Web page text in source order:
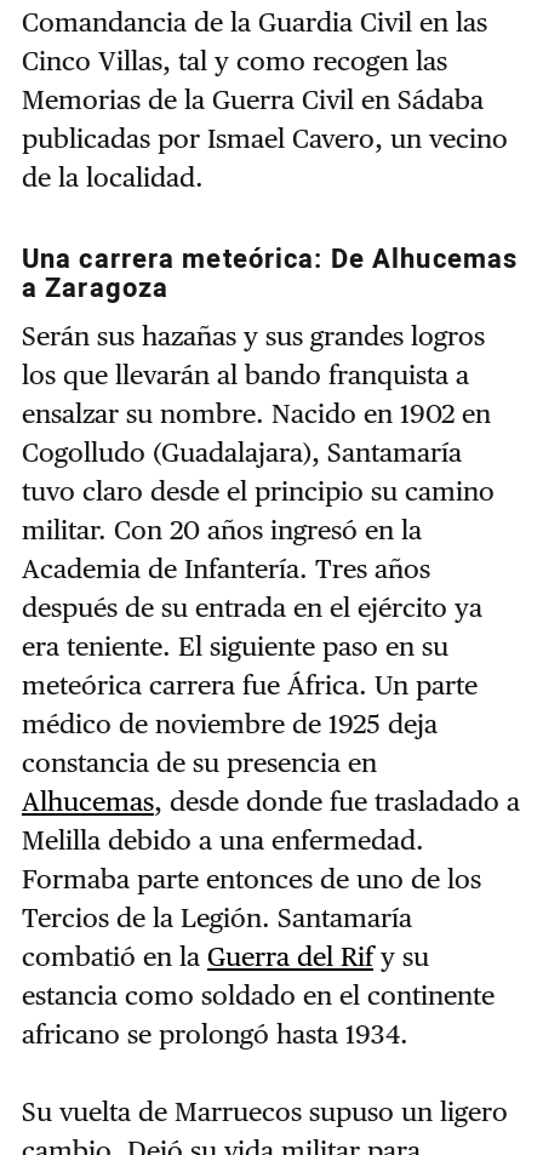
Comandancia de la Guardia Civil en las
Cinco Villas, tal y como recogen las
Memorias de la Guerra Civil en Sádaba
publicadas por Ismael Cavero, un vecino
de la localidad.
Una carrera meteórica: De Alhucemas
a Zaragoza
Serán sus hazañas y sus grandes logros
los que llevarán al bando franquista a
ensalzar su nombre. Nacido en 1902 en
Cogolludo (Guadalajara), Santamaría
tuvo claro desde el principio su camino
militar. Con 20 años ingresó en la
Academia de Infantería. Tres años
después de su entrada en el ejército ya
era teniente. El siguiente paso en su
meteórica carrera fue África. Un parte
médico de noviembre de 1925 deja
constancia de su presencia en
Alhucemas, desde donde fue trasladado a
Melilla debido a una enfermedad.
Formaba parte entonces de uno de los
Tercios de la Legión. Santamaría
combatió en la Guerra del Rify su
estancia como soldado en el continente
africano se prolongó hasta 1934.
Su vuelta de Marruecos supuso un ligero